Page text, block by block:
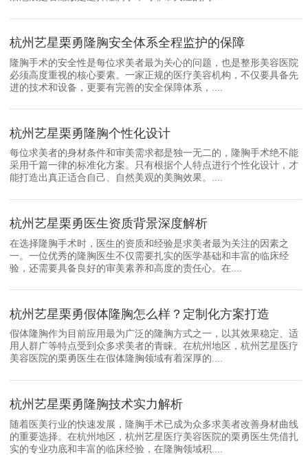
杭州艺星栗勇隆胸安全体系全程监护的保障
隆胸手术的安全性是每位求美者最为关心的问题，也是整形美容医院
必须高度重视的核心要素。一家正规的医疗美容机构，不仅要具备先
进的技术和设备，更要有完善的安全保障体系，....
杭州艺星栗勇隆胸个性化设计
每位求美者的身材条件和审美需求都是独一无二的，隆胸手术绝不能
采用千篇一律的标准化方案。只有根据个人特点进行个性化设计，才
能打造出真正适合自己、自然美观的美胸效果。....
杭州艺星栗勇医生资质背景深度解析
在选择隆胸手术时，医生的资质和经验是求美者最为关注的因素之
一。一位优秀的隆胸医生不仅需要扎实的医学基础和丰富的临床经
验，还需要具备良好的审美素养和高度的责任心。在....
杭州艺星栗勇假体隆胸怎么样？定制化方案打造
假体隆胸作为目前应用最为广泛的隆胸方式之一，以其效果稳定、适
用人群广等特点受到众多求美者的青睐。在杭州地区，杭州艺星医疗
美容医院的栗勇医生在假体隆胸领域有着深厚的....
杭州艺星栗勇隆胸技术实力解析
随着医美行业的快速发展，隆胸手术已成为众多求美者改善身材曲线
的重要选择。在杭州地区，杭州艺星医疗美容医院的栗勇医生凭借扎
实的专业功底和丰富的临床经验，在隆胸领域积....